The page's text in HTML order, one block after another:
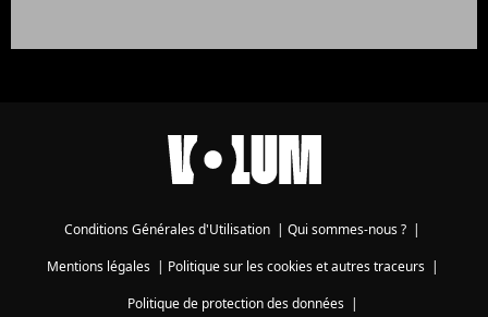
Conditions Générales d'Utilisation | Qui sommes-nous ? |
Mentions légales| Politique sur les cookies et autres traceurs|
Politique de protection des données|